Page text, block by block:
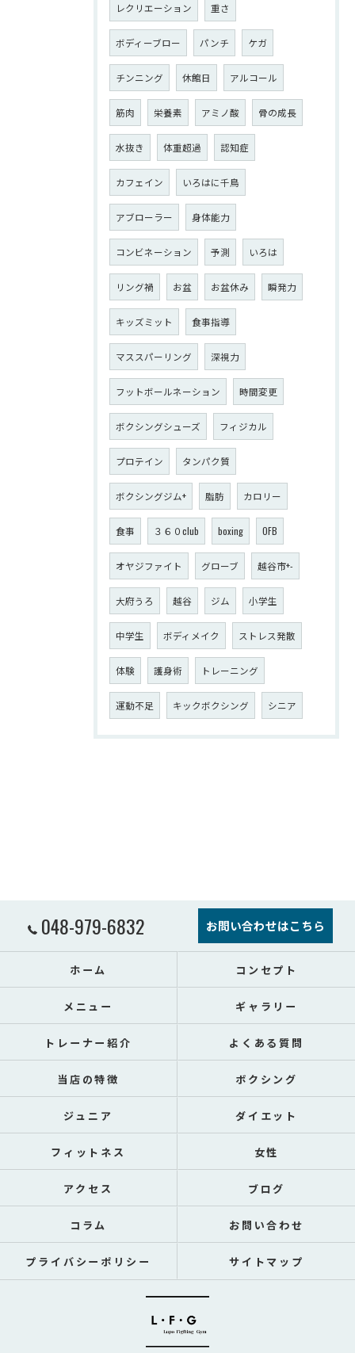
レクリエーション 重さ
ボディーブロー パンチ ケガ
チンニング 休館日 アルコール
筋肉 栄養素 アミノ酸 骨の成長
水抜き 体重超過 認知症
カフェイン いろはに千鳥
アブローラー 身体能力
コンビネーション 予測 いろは
リング禍 お盆 お盆休み 瞬発力
キッズミット 食事指導
マススパーリング 深視力
フットボールネーション 時間変更
ボクシングシューズ フィジカル
プロテイン タンパク質
ボクシングジム+ 脂肪 カロリー
食事 ３６０club boxing OFB
オヤジファイト グローブ 越谷市+-
大府うろ 越谷 ジム 小学生
中学生 ボディメイク ストレス発散
体験 護身術 トレーニング
運動不足 キックボクシング シニア
048-979-6832 お問い合わせはこちら
ホーム コンセプト
メニュー ギャラリー
トレーナー紹介 よくある質問
当店の特徴 ボクシング
ジュニア ダイエット
フィットネス 女性
アクセス ブログ
コラム お問い合わせ
プライバシーポリシー サイトマップ